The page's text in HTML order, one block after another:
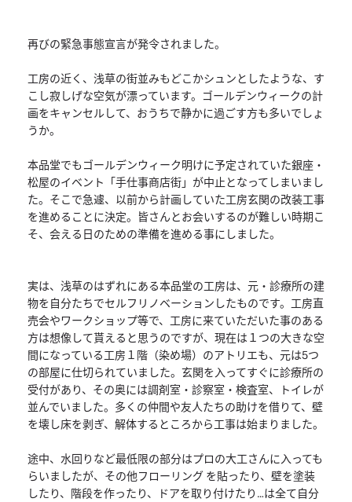
再びの緊急事態宣言が発令されました。
工房の近く、浅草の街並みもどこかシュンとしたような、す
こし寂しげな空気が漂っています。ゴールデンウィークの計
画をキャンセルして、おうちで静かに過ごす方も多いでしょ
うか。
本品堂でもゴールデンウィーク明けに予定されていた銀座・
松屋のイベント「手仕事商店街」が中止となってしまいまし
た。そこで急遽、以前から計画していた工房玄関の改装工事
を進めることに決定。皆さんとお会いするのが難しい時期こ
そ、会える日のための準備を進める事にしました。
実は、浅草のはずれにある本品堂の工房は、元・診療所の建
物を自分たちでセルフリノベーションしたものです。工房直
売会やワークショップ等で、工房に来ていただいた事のある
方は想像して貰えると思うのですが、現在は１つの大きな空
間になっている工房１階（染め場）のアトリエも、元は5つ
の部屋に仕切られていました。玄関を入ってすぐに診療所の
受付があり、その奥には調剤室・診察室・検査室、トイレが
並んでいました。多くの仲間や友人たちの助けを借りて、壁
を壊し床を剥ぎ、解体するところから工事は始まりました。
途中、水回りなど最低限の部分はプロの大工さんに入っても
らいましたが、その他フローリング を貼ったり、壁を塗装
したり、階段を作ったり、ドアを取り付けたり…は全て自分